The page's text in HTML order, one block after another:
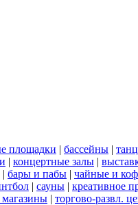
площадки | бассейны |
| концертные залы |
| бары и пабы | чайные и
| сауны | креативное
| торгово-развл.